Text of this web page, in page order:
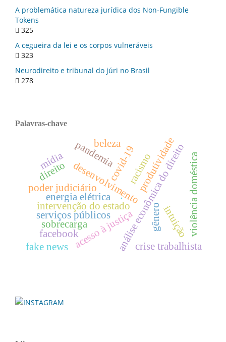
A problemática natureza jurídica dos Non-Fungible
Tokens
325
A cegueira da lei e os corpos vulneráveis
323
Neurodireito e tribunal do júri no Brasil
278
Palavras-chave
.
desenvolvimentoanálise econômica do direito
intervenção do estado
serviços públicos
energia elétrica
covid-19
crise trabalhista
violência doméstica
gênero
racismo
pandemia
acesso à justiça
poder judiciário produtividade
sobrecarga
direito
facebook
mídia
beleza
intuição
fake news